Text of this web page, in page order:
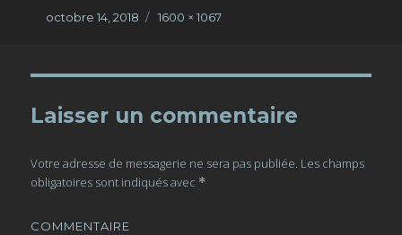
Publié
octobre 14, 2018
Taille
1600 × 1067
Laisser un commentaire
Votre adresse de messagerie ne sera pas publiée. Les champs
obligatoires sont indiqués avec *
COMMENTAIRE